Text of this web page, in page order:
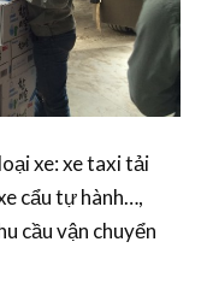
xe: xe taxi tải
cẩu tự hành…,
cầu vận chuyển